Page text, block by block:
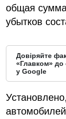
общая сумма
убытков
Довіряйте
«Главком» до
у Google